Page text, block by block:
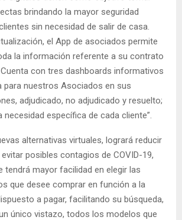
brindando la mayor seguridad
sin necesidad de salir de casa.
el App de asociados permite
la información referente a su contrato
con tres dashboards informativos
para nuestros Asociados en sus
adjudicado, no adjudicado y resuelto;
necesidad específica de cada cliente”.
alternativas virtuales, logrará reducir
posibles contagios de COVID-19,
tendrá mayor facilidad en elegir las
que desee comprar en función a la
a pagar, facilitando su búsqueda,
único vistazo, todos los modelos que